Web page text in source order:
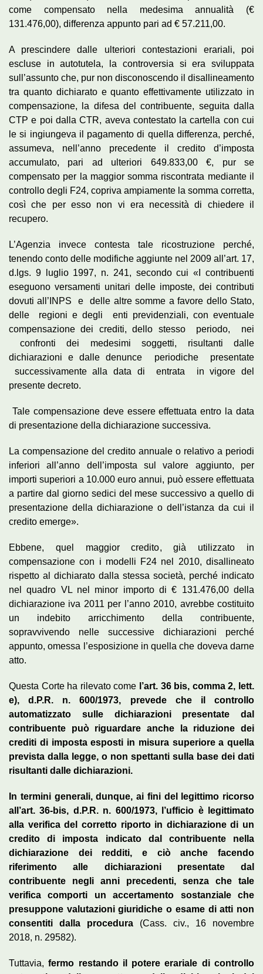
come compensato nella medesima annualità (€
131.476,00), differenza appunto pari ad € 57.211,00.
A prescindere dalle ulteriori contestazioni erariali, poi
escluse in autotutela, la controversia si era sviluppata
sull’assunto che, pur non disconoscendo il disallineamento
tra quanto dichiarato e quanto effettivamente utilizzato in
compensazione, la difesa del contribuente, seguita dalla
CTP e poi dalla CTR, aveva contestato la cartella con cui
le si ingiungeva il pagamento di quella differenza, perché,
assumeva, nell’anno precedente il credito d’imposta
accumulato, pari ad ulteriori 649.833,00 €, pur se
compensato per la maggior somma riscontrata mediante il
controllo degli F24, copriva ampiamente la somma corretta,
così che per esso non vi era necessità di chiedere il
recupero.
L’Agenzia invece contesta tale ricostruzione perché,
tenendo conto delle modifiche aggiunte nel 2009 all’art. 17,
d.lgs. 9 luglio 1997, n. 241, secondo cui «I contribuenti
eseguono versamenti unitari delle imposte, dei contributi
dovuti all’INPS e delle altre somme a favore dello Stato,
delle regioni e degli enti previdenziali, con eventuale
compensazione dei crediti, dello stesso periodo, nei
confronti dei medesimi soggetti, risultanti dalle
dichiarazioni e dalle denunce periodiche presentate
successivamente alla data di entrata in vigore del
presente decreto.
Tale compensazione deve essere effettuata entro la data
di presentazione della dichiarazione successiva.
La compensazione del credito annuale o relativo a periodi
inferiori all’anno dell’imposta sul valore aggiunto, per
importi superiori a 10.000 euro annui, può essere effettuata
a partire dal giorno sedici del mese successivo a quello di
presentazione della dichiarazione o dell’istanza da cui il
credito emerge».
Ebbene, quel maggior credito, già utilizzato in
compensazione con i modelli F24 nel 2010, disallineato
rispetto al dichiarato dalla stessa società, perché indicato
nel quadro VL nel minor importo di € 131.476,00 della
dichiarazione iva 2011 per l’anno 2010, avrebbe costituito
un indebito arricchimento della contribuente,
sopravvivendo nelle successive dichiarazioni perché
appunto, omessa l’esposizione in quella che doveva darne
atto.
Questa Corte ha rilevato come l’art. 36 bis, comma 2, lett.
e), d.P.R. n. 600/1973, prevede che il controllo
automatizzato sulle dichiarazioni presentate dal
contribuente può riguardare anche la riduzione dei
crediti di imposta esposti in misura superiore a quella
prevista dalla legge, o non spettanti sulla base dei dati
risultanti dalle dichiarazioni.
In termini generali, dunque, ai fini del legittimo ricorso
all’art. 36-bis, d.P.R. n. 600/1973, l’ufficio è legittimato
alla verifica del corretto riporto in dichiarazione di un
credito di imposta indicato dal contribuente nella
dichiarazione dei redditi, e ciò anche facendo
riferimento alle dichiarazioni presentate dal
contribuente negli anni precedenti, senza che tale
verifica comporti un accertamento sostanziale che
presuppone valutazioni giuridiche o esame di atti non
consentiti dalla procedura (Cass. civ., 16 novembre
2018, n. 29582).
Tuttavia,fermo restando il potere erariale di controllo